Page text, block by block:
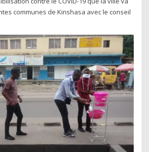
communes de Kinshasa avec le conseil